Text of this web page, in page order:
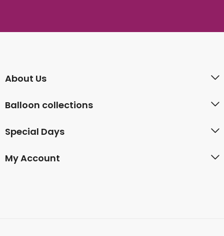
About Us
Balloon collections
Special Days
My Account